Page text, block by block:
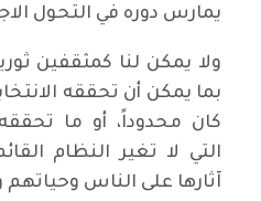
يمارس دوره في التحول
ولا يمكن لنا كمثقفين
بما يمكن أن تحققه
كان محدوداً، أو ما
التي لا تغير النظام
آثارها على الناس